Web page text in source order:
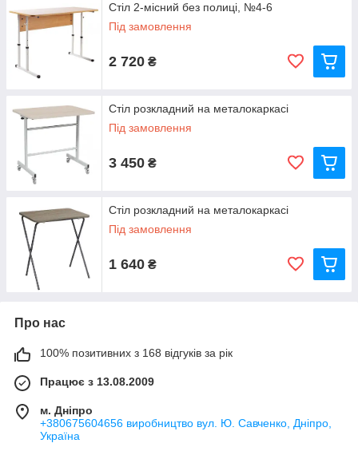
Стіл 2-місний без полиці, №4-6
Під замовлення
2 720 ₴
Стіл розкладний на металокаркасі
Під замовлення
3 450 ₴
Стіл розкладний на металокаркасі
Під замовлення
1 640 ₴
Про нас
100% позитивних з 168 відгуків за рік
Працює з 13.08.2009
м. Дніпро
+380675604656 виробництво вул. Ю. Савченко, Дніпро,
Україна